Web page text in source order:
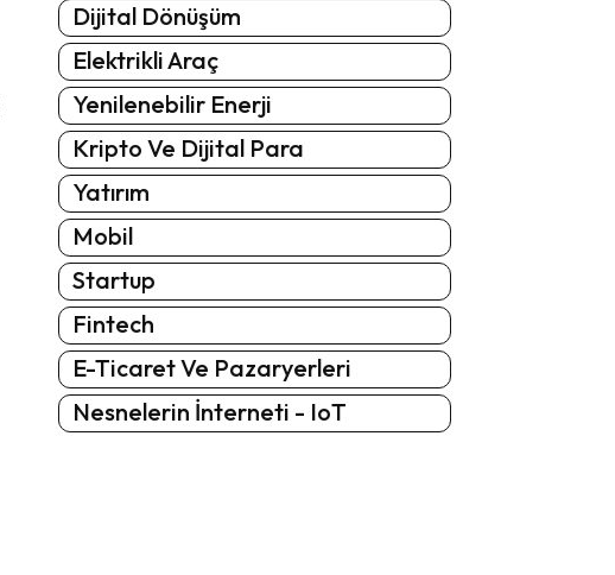
Dijital Dönüşüm
Elektrikli Araç
Yenilenebilir Enerji
Kripto Ve Dijital Para
Yatırım
Mobil
Startup
Fintech
E-Ticaret Ve Pazaryerleri
Nesnelerin İnterneti - IoT